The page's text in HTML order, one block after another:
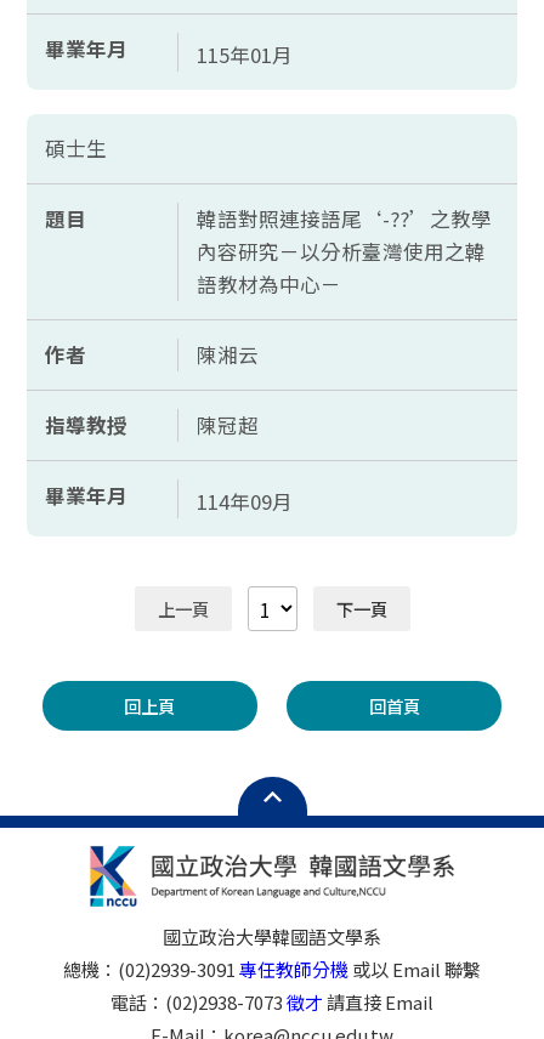
畢業年月 115年01月
碩士生
題目
韓語對照連接語尾‘-??’之教學
內容研究－以分析臺灣使用之韓
語教材為中心－
作者 陳湘云
指導教授 陳冠超
畢業年月 114年09月
上一頁 下一頁
回上頁 回首頁
國立政治大學韓國語文學系
總機：(02)2939-3091 專任教師分機或以 Email 聯繫
電話：(02)2938-7073徵才請直接 Email